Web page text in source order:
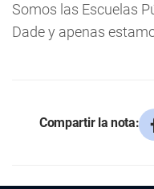
Somos las Escuelas
Dade y apenas
Compartir la nota: